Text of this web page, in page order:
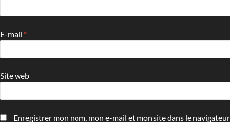
E-mail *
Site web
Enregistrer mon nom, mon e-mail et mon site dans le navigateur